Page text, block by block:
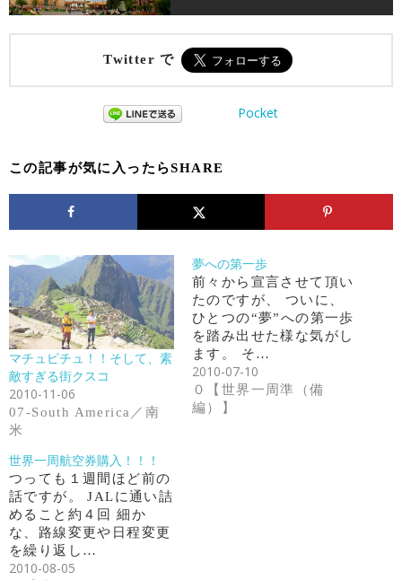
Twitter で
Pocket
この記事が気に入ったらSHARE
マチュピチュ！！そして、素
敵すぎる街クスコ
2010-11-06
07-South America／南
米
夢への第一歩
前々から宣言させて頂い
たのですが、 ついに、
ひとつの“夢”への第一歩
を踏み出せた様な気がし
ます。 そ…
2010-07-10
０【世界一周準（備
編）】
世界一周航空券購入！！！
つっても１週間ほど前の
話ですが。 JALに通い詰
めること約４回 細か
な、路線変更や日程変更
を繰り返し…
2010-08-05